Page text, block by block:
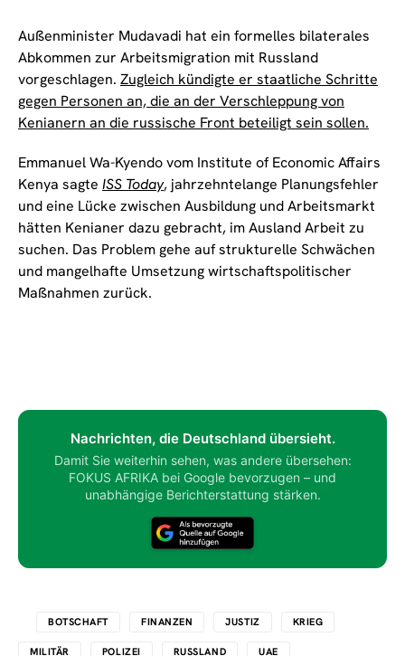
Außenminister Mudavadi hat ein formelles bilaterales
Abkommen zur Arbeitsmigration mit Russland
vorgeschlagen. Zugleich kündigte er staatliche Schritte
gegen Personen an, die an der Verschleppung von
Kenianern an die russische Front beteiligt sein sollen.
Emmanuel Wa-Kyendo vom Institute of Economic Affairs
Kenya sagte ISS Today, jahrzehntelange Planungsfehler
und eine Lücke zwischen Ausbildung und Arbeitsmarkt
hätten Kenianer dazu gebracht, im Ausland Arbeit zu
suchen. Das Problem gehe auf strukturelle Schwächen
und mangelhafte Umsetzung wirtschaftspolitischer
Maßnahmen zurück.
Nachrichten, die Deutschland übersieht.
Damit Sie weiterhin sehen, was andere übersehen:
FOKUS AFRIKA bei Google bevorzugen – und
unabhängige Berichterstattung stärken.
BOTSCHAFT FINANZEN JUSTIZ KRIEG
MILITÄR POLIZEI RUSSLAND UAE